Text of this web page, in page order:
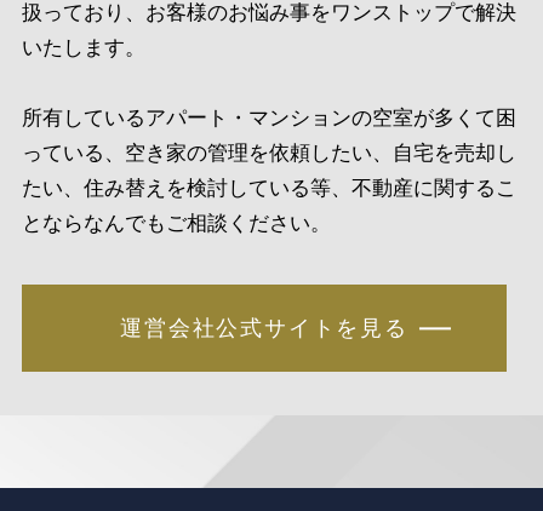
扱っており、お客様のお悩み事をワンストップで解決
いたします。
所有しているアパート・マンションの空室が多くて困
っている、空き家の管理を依頼したい、自宅を売却し
たい、住み替えを検討している等、不動産に関するこ
とならなんでもご相談ください。
運営会社公式サイトを見る